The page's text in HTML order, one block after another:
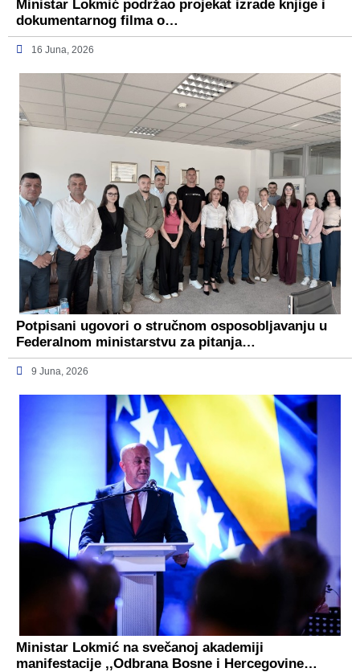
Ministar Lokmić podržao projekat izrade knjige i
dokumentarnog filma o…
16 Juna, 2026
Potpisani ugovori o stručnom osposobljavanju u
Federalnom ministarstvu za pitanja…
9 Juna, 2026
Ministar Lokmić na svečanoj akademiji
manifestacije ,,Odbrana Bosne i Hercegovine…